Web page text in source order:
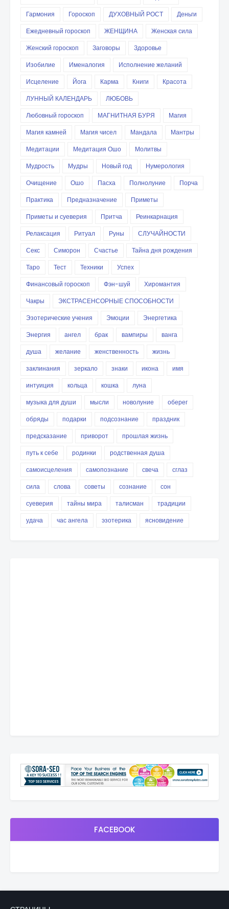
Гармония
Гороскоп ДУХОВНЫЙ РОСТ
Деньги
Ежедневный гороскоп
ЖЕНЩИНА
Женская сила
Женский гороскоп
Заговоры
Здоровье
Изобилие
Именалогия
Исполнение желаний
Исцеление
Йога Карма Книги
Красота
ЛУННЫЙ КАЛЕНДАРЬ
ЛЮБОВЬ
Любовный гороскоп
МАГНИТНАЯ БУРЯ
Магия
Магия камней
Магия чисел Мандала
Мантры
Медитации
Медитация Ошо
Молитвы
Мудрость
Мудры Новый год
Нумерология
Очищение
Ошо Пасха Полнолуние
Порча
Практика
Предназначение
Приметы
Приметы и суеверия
Притча
Реинкарнация
Релаксация
Ритуал Руны
СЛУЧАЙНОСТИ
Секс
Симорон Счастье
Тайна дня рождения
Таро
Тест Техники
Успех
Финансовый гороскоп
Фэн-шуй
Хиромантия
Чакры
ЭКСТРАСЕНСОРНЫЕ СПОСОБНОСТИ
Эзотерические учения
Эмоции
Энергетика
Энергия
ангел брак вампиры
ванга
душа
желание женственность
жизнь
заклинания
зеркало знаки икона
имя
интуиция
кольца кошка
луна
музыка для души
мысли новолуние
оберег
обряды
подарки подсознание
праздник
предсказание
приворот
прошлая жизнь
путь к себе
родинки
родственная душа
самоисцеления
самопознание свеча
сглаз
сила
слова советы сознание
сон
суеверия
тайны мира талисман
традиции
удача
час ангела эзотерика ясновидение
FACEBOOK